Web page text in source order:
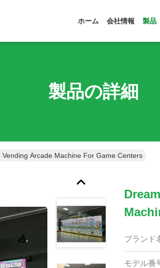
ホーム 会社情報 製品
製品の詳細
Vending Arcade Machine For Game Centers
ブランド
モデル番